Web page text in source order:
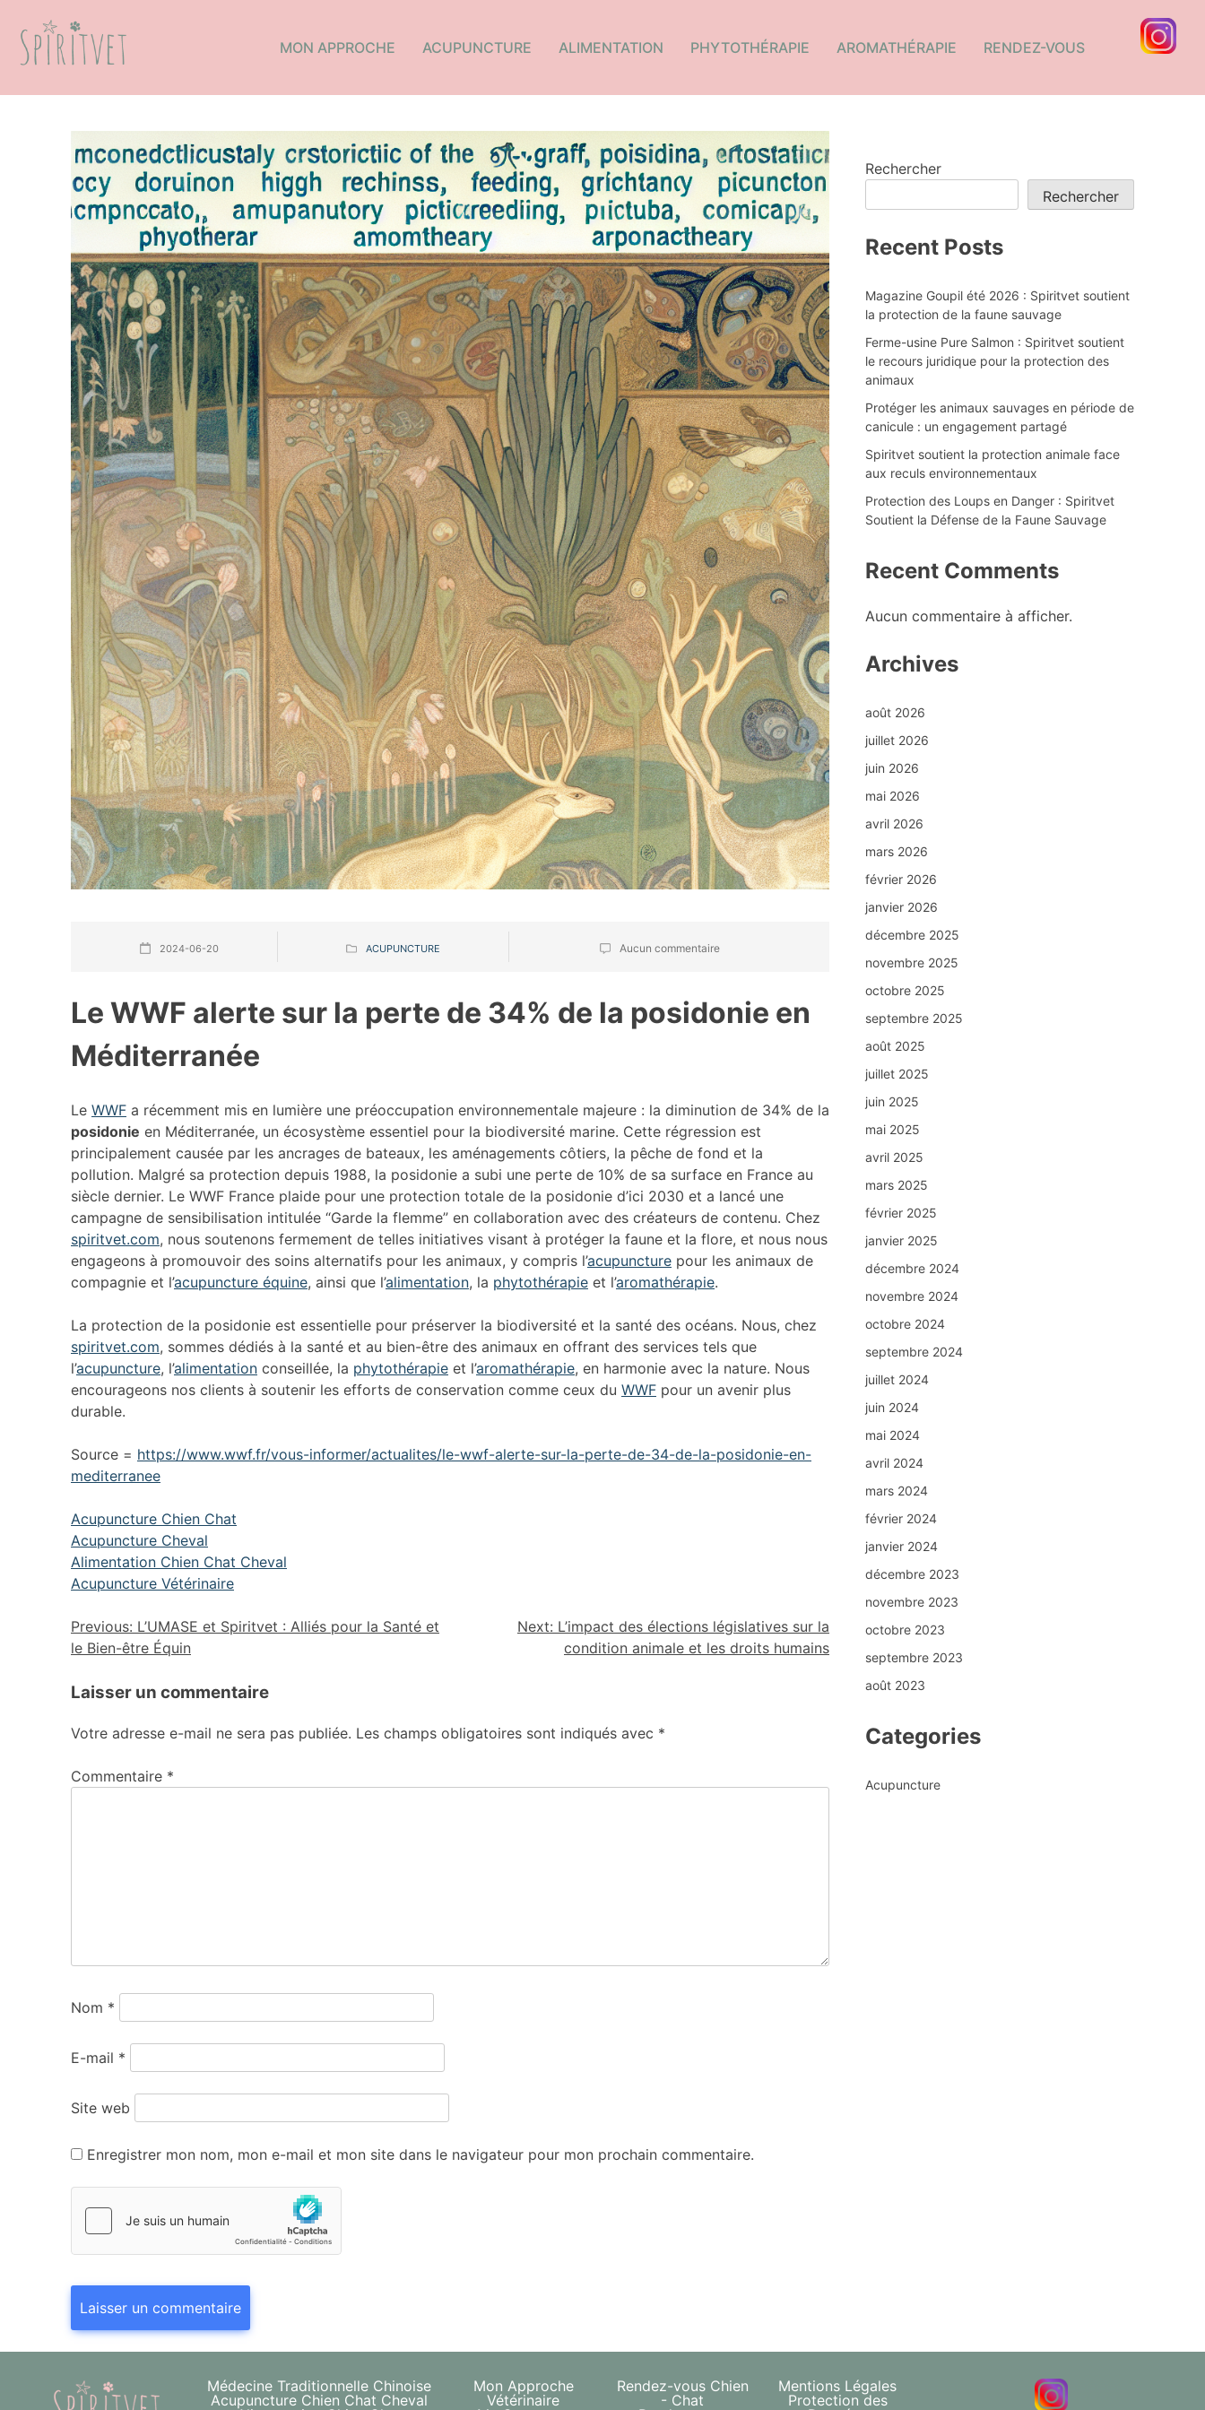
MON APPROCHE ACUPUNCTURE ALIMENTATION PHYTOTHÉRAPIE AROMATHÉRAPIE RENDEZ-VOUS
2024-06-20 ACUPUNCTURE Aucun commentaire
Le WWF alerte sur la perte de 34% de la posidonie en
Méditerranée
Le WWF a récemment mis en lumière une préoccupation environnementale majeure : la diminution de 34% de la
posidonie en Méditerranée, un écosystème essentiel pour la biodiversité marine. Cette régression est
principalement causée par les ancrages de bateaux, les aménagements côtiers, la pêche de fond et la
pollution. Malgré sa protection depuis 1988, la posidonie a subi une perte de 10% de sa surface en France au
siècle dernier. Le WWF France plaide pour une protection totale de la posidonie d’ici 2030 et a lancé une
campagne de sensibilisation intitulée “Garde la flemme” en collaboration avec des créateurs de contenu. Chez
spiritvet.com, nous soutenons fermement de telles initiatives visant à protéger la faune et la flore, et nous nous
engageons à promouvoir des soins alternatifs pour les animaux, y compris l’acupuncture pour les animaux de
compagnie et l’acupuncture équine, ainsi que l’alimentation, la phytothérapie et l’aromathérapie.
La protection de la posidonie est essentielle pour préserver la biodiversité et la santé des océans. Nous, chez
spiritvet.com, sommes dédiés à la santé et au bien-être des animaux en offrant des services tels que
l’acupuncture, l’alimentation conseillée, la phytothérapie et l’aromathérapie, en harmonie avec la nature. Nous
encourageons nos clients à soutenir les efforts de conservation comme ceux du WWF pour un avenir plus
durable.
Source = https://www.wwf.fr/vous-informer/actualites/le-wwf-alerte-sur-la-perte-de-34-de-la-posidonie-en-
mediterranee
Acupuncture Chien Chat
Acupuncture Cheval
Alimentation Chien Chat Cheval
Acupuncture Vétérinaire
Previous: L’UMASE et Spiritvet : Alliés pour la Santé et
le Bien-être Équin
Next: L’impact des élections législatives sur la
condition animale et les droits humains
Laisser un commentaire
Votre adresse e-mail ne sera pas publiée. Les champs obligatoires sont indiqués avec *
Commentaire *
Nom *
E-mail *
Site web
Enregistrer mon nom, mon e-mail et mon site dans le navigateur pour mon prochain commentaire.
Rechercher
Rechercher
Recent Posts
Magazine Goupil été 2026 : Spiritvet soutient
la protection de la faune sauvage
Ferme-usine Pure Salmon : Spiritvet soutient
le recours juridique pour la protection des
animaux
Protéger les animaux sauvages en période de
canicule : un engagement partagé
Spiritvet soutient la protection animale face
aux reculs environnementaux
Protection des Loups en Danger : Spiritvet
Soutient la Défense de la Faune Sauvage
Recent Comments
Aucun commentaire à afficher.
Archives
août 2026
juillet 2026
juin 2026
mai 2026
avril 2026
mars 2026
février 2026
janvier 2026
décembre 2025
novembre 2025
octobre 2025
septembre 2025
août 2025
juillet 2025
juin 2025
mai 2025
avril 2025
mars 2025
février 2025
janvier 2025
décembre 2024
novembre 2024
octobre 2024
septembre 2024
juillet 2024
juin 2024
mai 2024
avril 2024
mars 2024
février 2024
janvier 2024
décembre 2023
novembre 2023
octobre 2023
septembre 2023
août 2023
Categories
Acupuncture
Médecine Traditionnelle Chinoise
Acupuncture Chien Chat Cheval
Mon Approche
Vétérinaire
Rendez-vous Chien
- Chat
Mentions Légales
Protection des